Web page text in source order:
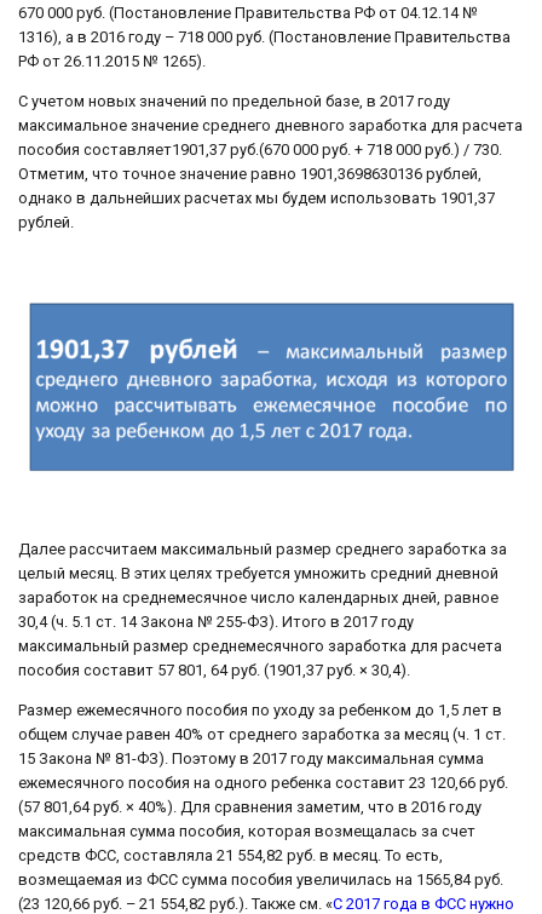
670 000 руб. (Постановление Правительства РФ от 04.12.14 №
1316), а в 2016 году – 718 000 руб. (Постановление Правительства
РФ от 26.11.2015 № 1265).
С учетом новых значений по предельной базе, в 2017 году
максимальное значение среднего дневного заработка для расчета
пособия составляет1901,37 руб.(670 000 руб. + 718 000 руб.) / 730.
Отметим, что точное значение равно 1901,3698630136 рублей,
однако в дальнейших расчетах мы будем использовать 1901,37
рублей.
Далее рассчитаем максимальный размер среднего заработка за
целый месяц. В этих целях требуется умножить средний дневной
заработок на среднемесячное число календарных дней, равное
30,4 (ч. 5.1 ст. 14 Закона № 255-ФЗ). Итого в 2017 году
максимальный размер среднемесячного заработка для расчета
пособия составит 57 801, 64 руб. (1901,37 руб. × 30,4).
Размер ежемесячного пособия по уходу за ребенком до 1,5 лет в
общем случае равен 40% от среднего заработка за месяц (ч. 1 ст.
15 Закона № 81-ФЗ). Поэтому в 2017 году максимальная сумма
ежемесячного пособия на одного ребенка составит 23 120,66 руб.
(57 801,64 руб. × 40%). Для сравнения заметим, что в 2016 году
максимальная сумма пособия, которая возмещалась за счет
средств ФСС, составляла 21 554,82 руб. в месяц. То есть,
возмещаемая из ФСС сумма пособия увеличилась на 1565,84 руб.
(23 120,66 руб. – 21 554,82 руб.). Также см. «С 2017 года в ФСС нужно